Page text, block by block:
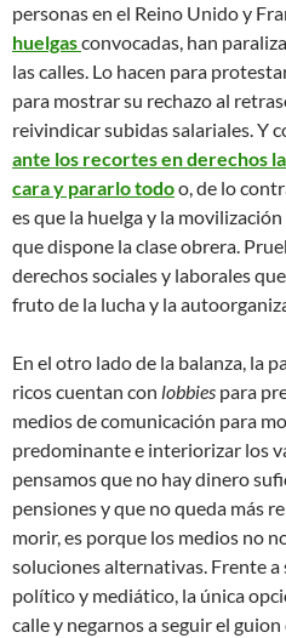
personas en el Reino Unido y
huelgasconvocadas, han
las calles. Lo hacen para
para mostrar su rechazo al
reivindicar subidas salariales. Y
ante los recortes en derechos
cara y pararlo todoo, de lo
es que la huelga y la
que dispone la clase obrera.
derechos sociales y laborales
fruto de la lucha y la
En el otro lado de la balanza, la
ricos cuentan con lobbies para
medios de comunicación para
predominante e interiorizar los
pensamos que no hay dinero
pensiones y que no queda más
morir, es porque los medios no
soluciones alternativas. Frente a
político y mediático, la única
calle y negarnos a seguir el